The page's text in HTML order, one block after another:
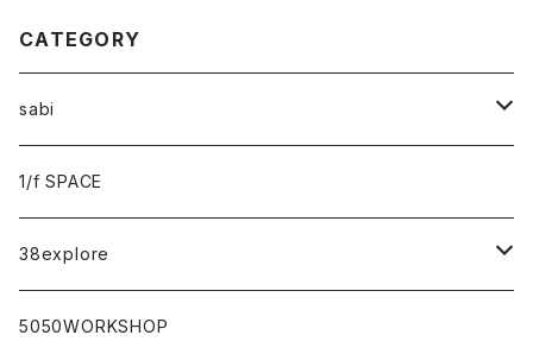
CATEGORY
sabi
sabi×KAMU
campholic×sabi
1/f SPACE
38explore
classicシリーズ
5050WORKSHOP